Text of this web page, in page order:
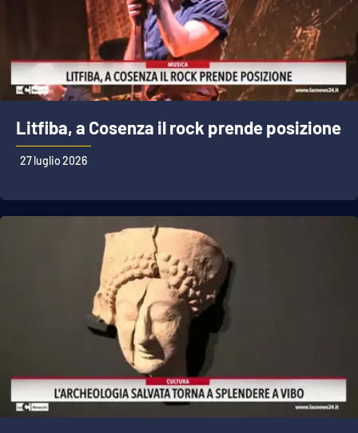
Litfiba, a Cosenza il rock prende posizione
27 luglio 2026